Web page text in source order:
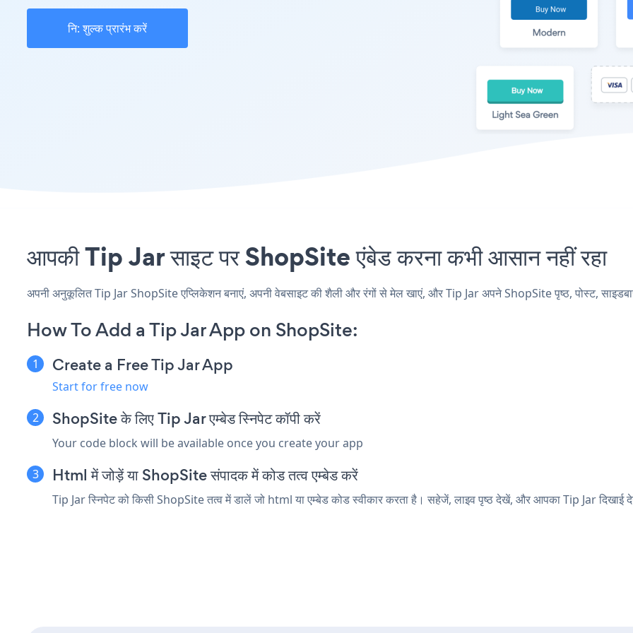
नि: शुल्क प्रारंभ करें
आपकी Tip Jar साइट पर ShopSite एंबेड करना कभी आसान नहीं रहा
अपनी अनुकूलित Tip Jar ShopSite एप्लिकेशन बनाएं, अपनी वेबसाइट की शैली और रंगों से मेल खाएं, और Tip Jar अपने ShopSite पृष्ठ, पोस्ट,
How To Add a Tip Jar App on ShopSite:
Create a Free Tip Jar App
Start for free now
ShopSite के लिए Tip Jar एम्बेड स्निपेट कॉपी करें
Your code block will be available once you create your app
Html में जोड़ें या ShopSite संपादक में कोड तत्व एम्बेड करें
Tip Jar स्निपेट को किसी ShopSite तत्व में डालें जो html या एम्बेड कोड स्वीकार करता है। सहेजें, लाइव पृष्ठ देखें, और आपका Tip Jar दिखाई